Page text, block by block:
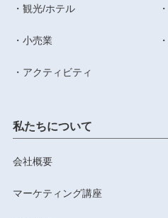
私たちについて
会社概要
マーケティング講座
観光/ホテル
小売業
アクティビティ